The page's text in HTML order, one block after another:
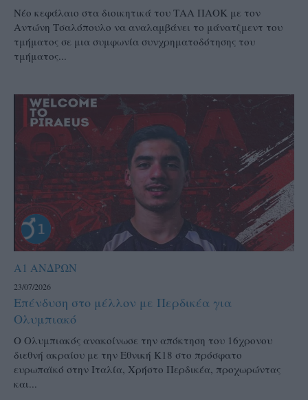
Νέο κεφάλαιο στα διοικητικά του ΤΑΑ ΠΑΟΚ με τον
Αντώνη Τσαλόπουλο να αναλαμβάνει το μάνατζμεντ του
τμήματος σε μια συμφωνία συνχρηματοδότησης του
τμήματος...
Α1 ΑΝΔΡΩΝ
23/07/2026
Επένδυση στο μέλλον με Περδικέα για
Ολυμπιακό
Ο Ολυμπιακός ανακοίνωσε την απόκτηση του 16χρονου
διεθνή ακραίου με την Εθνική Κ18 στο πρόσφατο
ευρωπαϊκό στην Ιταλία, Χρήστο Περδικέα, προχωρώντας
και...